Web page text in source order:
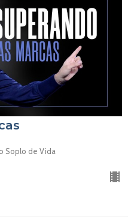
Soplo de Vida